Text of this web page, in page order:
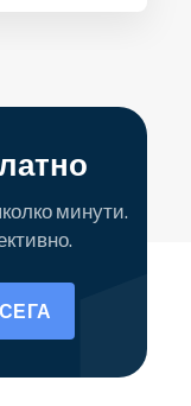
минути.